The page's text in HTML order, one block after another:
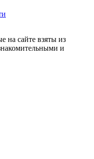
на сайте взяты из
и